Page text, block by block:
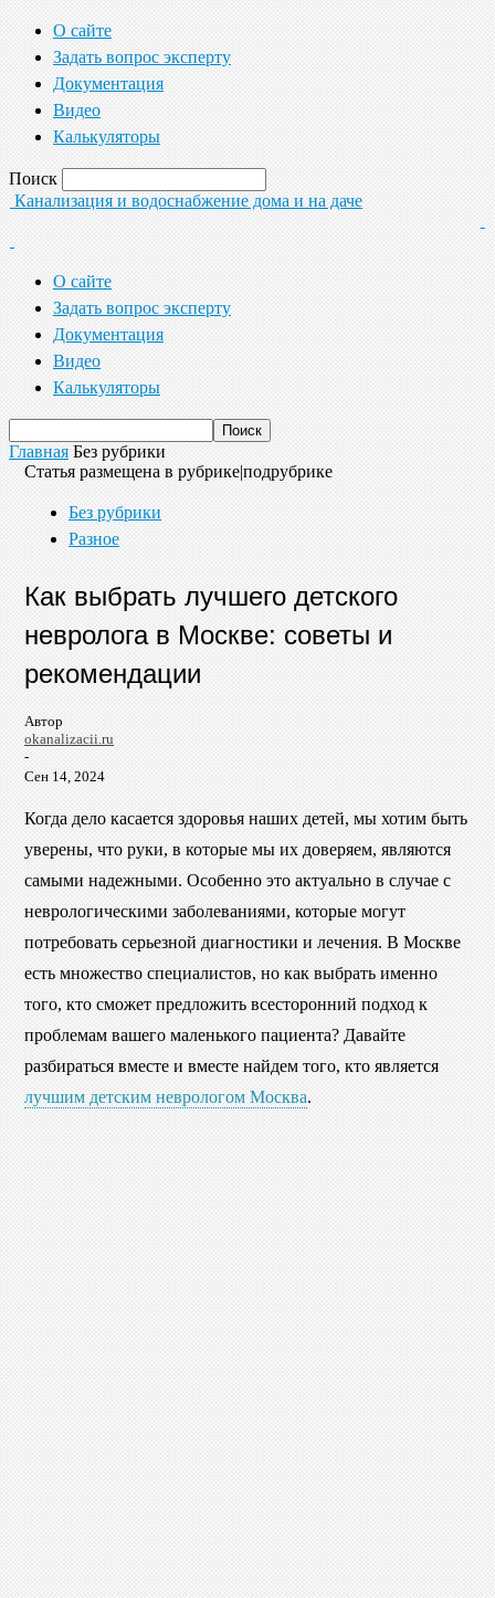
О сайте
Задать вопрос эксперту
Документация
Видео
Калькуляторы
Поиск
Канализация и водоснабжение дома и на даче
О сайте
Задать вопрос эксперту
Документация
Видео
Калькуляторы
Главная Без рубрики
Статья размещена в рубрике|подрубрике
Без рубрики
Разное
Как выбрать лучшего детского
невролога в Москве: советы и
рекомендации
Автор
okanalizacii.ru
-
Сен 14, 2024
Когда дело касается здоровья наших детей, мы хотим быть
уверены, что руки, в которые мы их доверяем, являются
самыми надежными. Особенно это актуально в случае с
неврологическими заболеваниями, которые могут
потребовать серьезной диагностики и лечения. В Москве
есть множество специалистов, но как выбрать именно
того, кто сможет предложить всесторонний подход к
проблемам вашего маленького пациента? Давайте
разбираться вместе и вместе найдем того, кто является
лучшим детским неврологом Москва.